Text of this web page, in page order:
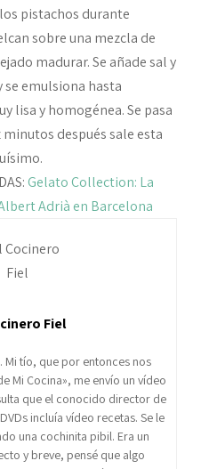
pistachos durante
sobre una mezcla de
madurar. Se añade sal y
se emulsiona hasta
lisa y homogénea. Se pasa
después sale esta
Gelato Collection: La
Adrià en Barcelona
Fiel
Mi tío, que por entonces nos
Mi Cocina», me envío un vídeo
que el conocido director de
incluía vídeo recetas. Se le
una cochinita pibil. Era un
y breve, pensé que algo